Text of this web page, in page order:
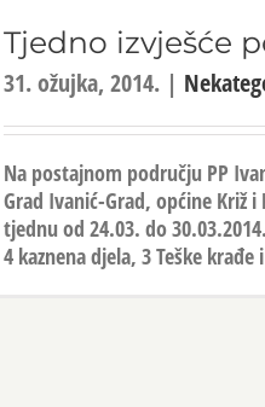
Tjedno izvješće
31. ožujka, 2014. |
Na postajnom području PP
Grad Ivanić-Grad, općine Križ
tjednu od 24.03. do
4 kaznena djela, 3 Teške krađe